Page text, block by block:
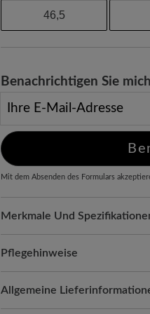
46,5
Benachrichtigen Sie
Mit dem Absenden des Formulars
Merkmale Und
Freeyourfeet!Die perfekte
Schuhe, handgefertigt
Atmungsaktivität. Zudem
Pflegehinweise
sie frisch, farbintensiv und
Allgemeine